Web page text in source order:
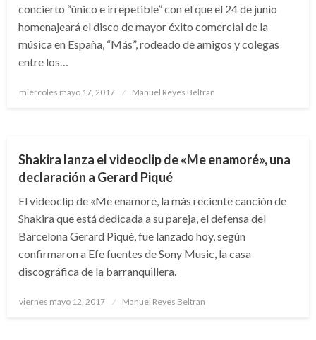
concierto “único e irrepetible” con el que el 24 de junio
homenajeará el disco de mayor éxito comercial de la
música en España, “Más”, rodeado de amigos y colegas
entre los…
Publicado
miércoles mayo 17, 2017 Manuel Reyes Beltran
Shakira lanza el videoclip de «Me enamoré», una
declaración a Gerard Piqué
El videoclip de «Me enamoré, la más reciente canción de
Shakira que está dedicada a su pareja, el defensa del
Barcelona Gerard Piqué, fue lanzado hoy, según
confirmaron a Efe fuentes de Sony Music, la casa
discográfica de la barranquillera.
Publicado
viernes mayo 12, 2017 Manuel Reyes Beltran